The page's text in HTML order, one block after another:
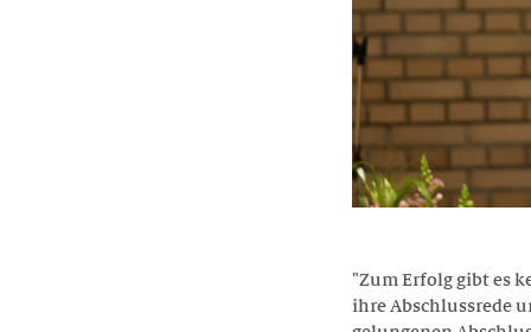
"Zum Erfolg gibt es
ihre Abschlussrede